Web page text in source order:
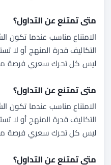
متى تمتنع عن التداول؟
الامتناع مناسب عندما تكون
التكاليف قدرة المنهج أو لا
ليس كل تحرك سعري فرصة
متى تمتنع عن التداول؟
الامتناع مناسب عندما تكون
التكاليف قدرة المنهج أو لا
ليس كل تحرك سعري فرصة
متى تمتنع عن التداول؟